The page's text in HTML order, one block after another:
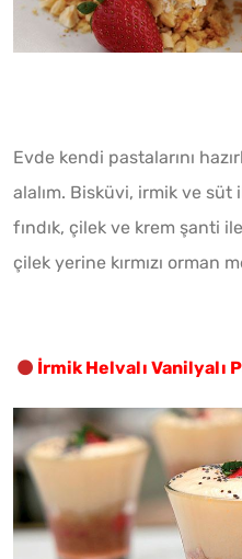
Evde kendi pastalarını
alalım. Bisküvi, irmik ve süt
fındık, çilek ve krem şanti
çilek yerine kırmızı orman
İrmik Helvalı Vanilyalı